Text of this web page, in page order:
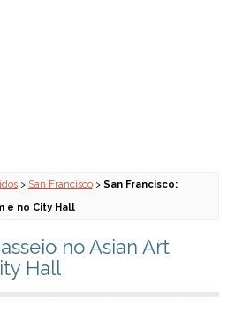
> San Francisco> San Francisco:
e no City Hall
no Asian Art
Hall